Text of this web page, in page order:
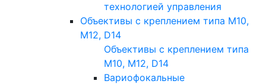
технологией управления
Объективы с креплением типа M10,
M12, D14
Объективы с креплением типа
M10, M12, D14
Вариофокальные